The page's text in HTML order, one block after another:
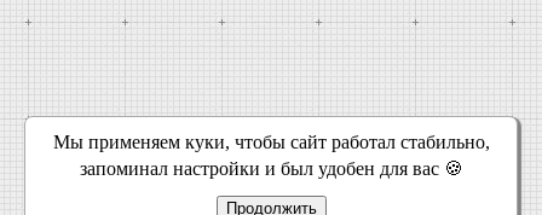
Мы применяем куки, чтобы сайт работал стабильно,
запоминал настройки и был удобен для вас 🍪
Продолжить